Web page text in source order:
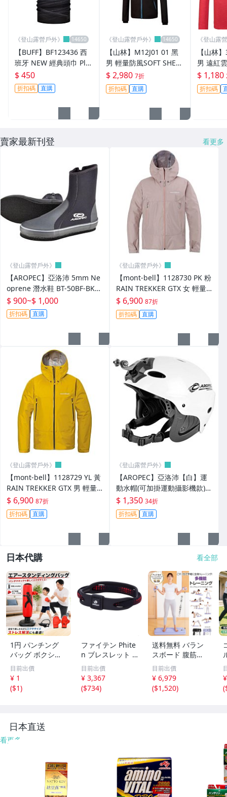
├ 爐 具．炊 具
├ 爐 架．鍋 架．三 角 架
├ 鑄 鐵 鍋．烤 盤．烤 肉 架
┌ 睡 袋
├ 枕頭．睡墊．充氣睡墊
├ 天幕．地布．野餐墊
├ 帳 棚．1~4 人 帳
└ 營 帳 配 件
┌ 桌．椅
├ 營 釘． 營 繩．營 柱
└ 露 營 配 件
┌ 其 他 戶 外 用 品
└ 待 分 類
其它
《登山露營戶外》
【BUFF】BF123436 西
班牙 NEW 經典頭巾 Plu
s 魔術頭巾 墨色旋色 四
向彈性UPF50+
$ 450
折扣碼 直購
《登山露營戶外》
【山林】M12J01 01 黑
男 輕量防風SOFT SHELL
外套 保暖外套防風防潑
水 秋冬 Mountneer
$ 2,980 7折
折扣碼 直購
《登山露
【山林
男 遠紅
層磨毛
汗 抗菌
neer
$ 1,180
折扣碼
賣家最新刊登 看更多
《登山露營戶外》
【AROPEC】亞洛沛 5mm Ne
oprene 潛水鞋 BT-50BF-BK
溯溪鞋防滑鞋 台灣製
$ 900~$ 1,000
折扣碼 直購
《登山露營戶外》
【mont-bell】1128730 PK 粉
RAIN TREKKER GTX 女 輕量
防水外套 透氣 雨衣 登山外套
$ 6,900 87折
折扣碼 直購
《登山露營戶外》
【mont-bell】1128729 YL 黃
RAIN TREKKER GTX 男 輕量
防水外套 透氣 雨衣 登山外套
$ 6,900 87折
折扣碼 直購
《登山露營戶外》
【AROPEC】亞洛沛【白】運
動水帽(可加掛運動攝影機款)
安全帽 頭盔 溯溪泛舟水上活動
HM-SS1-NVG
$ 1,350 34折
折扣碼 直購
日本代購 看全部
1円 パンチング
バッグ ボクシン
グ サンドバッグ
ボクササイズ ス
タンディングバッ
グ 空気入れ付き
5
目前出價
¥ 1
($1)
ファイテン Phite
n ブレスレット X
50 シリコーン ハ
イブリッド ブラ
ック 19cm
目前出價
¥ 3,367
($734)
送料無料 バラン
スボード 腹筋ロ
ーラー 腹筋 腹筋
マシーン アブロ
ーラー レッグト
レーニング 脚痩
目前出價
¥ 6,979
($1,520)
(
日本直送
看更多